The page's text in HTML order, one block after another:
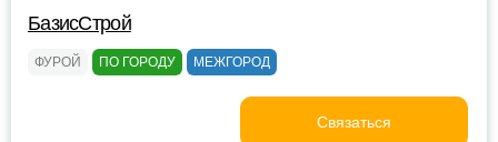
БазисСтрой
ФУРОЙ ПО ГОРОДУ МЕЖГОРОД
Связаться